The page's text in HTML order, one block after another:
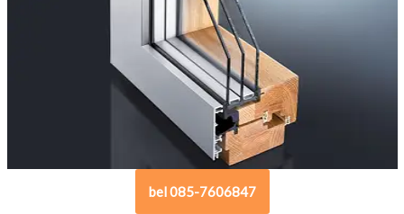
bel 085-7606847